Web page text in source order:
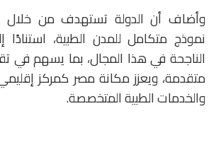
وأضاف أن الدولة تستهدف من خلال
نموذج متكامل للمدن الطبية، استنادًا
الناجحة في هذا المجال، بما يسهم في
متقدمة، ويعزز مكانة مصر كمركز
والخدمات الطبية المتخصصة.